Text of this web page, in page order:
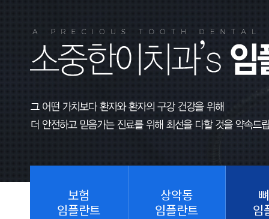
보험
임플란트
상악동
임플란트
임